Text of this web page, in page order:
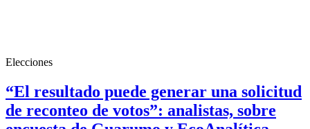
Elecciones
“El resultado puede generar una solicitud
de reconteo de votos”: analistas, sobre